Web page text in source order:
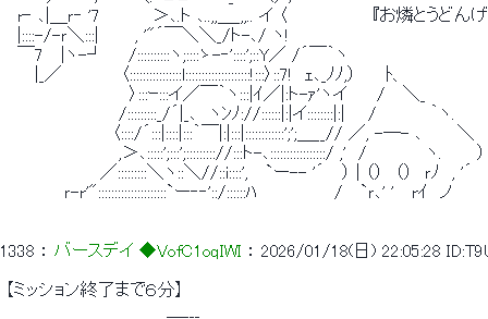
r‐ ､|＿ｒ‐ '7 　　 　 ＞､.ト ､..,,＿_,,.. イ 〈　　　　　　　『お燐とうど
|::::-/-ｒ＼:::|　　　, '"´￣＼＼_/ト-､/ ヽ!
￣7　 |ヽ-┘　　/::::::::::ヽ;::::ゝ-‐'::::';::Y／ /´￣｀ヽ
|_／ 　　　　 〈::::::::::::::::l::::::::::::::::::::!:::〉::7!　ｪ､_ﾉﾉ,）　　 ﾄ、
〉:::ｰ:::イ／￣｀ヽ:::|ｲ／|:ト-ｧ'ヽイ　　 /　 ＼_
/:::::::::_/´|_､　ヽﾝﾉ://::::::|:|イ::::::::|:| 　 /　　　　 ｀ヽ.
〈::::/´:::|::::|:::｀￣|:|:::|::::::::::::';';＿__// ／, -─- ､　 　 ＼
,＞､:::::';:::';::::::::://:::ト-､:::::::::::::::::/ ,'　/　　　 　 ヽ.　 　
／:::::::::＼ヽ::＼//::i::::',　 `ー-- '´　 ） | （）　（）　ｒﾉ　, '´
ｒ-r'":::::::::::::::::::::`ー‐‐'::/::::::ﾊ　　　　　　 / 　`ｒ､' '　 rｲ　ノ
1338 ： バースデイ ◆VofC1oqIWI ： 2026/01/18(日) 22:05:28
【ミッション終了まで６分】